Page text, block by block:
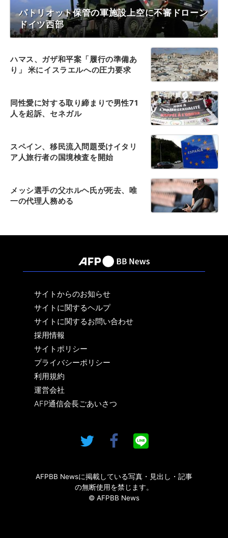
パトリオット保管の軍施設上空に不審ドローン
ドイツ西部
ハマス、ガザ和平案「履行の準備あ
り」 米にイスラエルへの圧力要求
同性愛に対する取り締まりで男性71
人を起訴、セネガル
スペイン、移民流入問題受けイタリ
ア人旅行者の国境検査を開始
メッシ選手の父ホルヘ氏が死去、唯
一の代理人務める
サイトからのお知らせ
サイトに関するヘルプ
サイトに関するお問い合わせ
採用情報
サイトポリシー
プライバシーポリシー
利用規約
運営会社
AFP通信会長ごあいさつ
AFPBB Newsに掲載している写真・見出し・記事
の無断使用を禁じます。
© AFPBB News